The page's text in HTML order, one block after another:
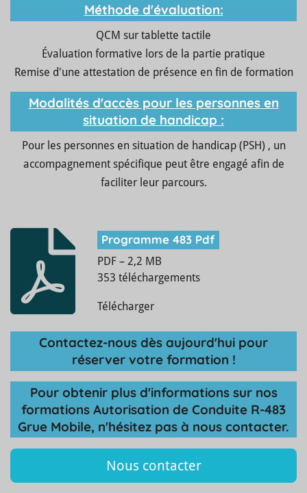
Méthode d'évaluation:
QCM sur tablette tactile
Évaluation formative lors de la partie pratique
Remise d'une attestation de présence en fin de formation
Modalités d'accès pour les personnes en
situation de handicap :
Pour les personnes en situation de handicap (PSH) , un
accompagnement spécifique peut être engagé afin de
faciliter leur parcours.
Programme 483 Pdf
PDF – 2,2 MB
353 téléchargements
Télécharger
Contactez-nous dès aujourd'hui pour
réserver votre formation !
Pour obtenir plus d'informations sur nos
formations Autorisation de Conduite R-483
Grue Mobile, n'hésitez pas à nous contacter.
Nous contacter